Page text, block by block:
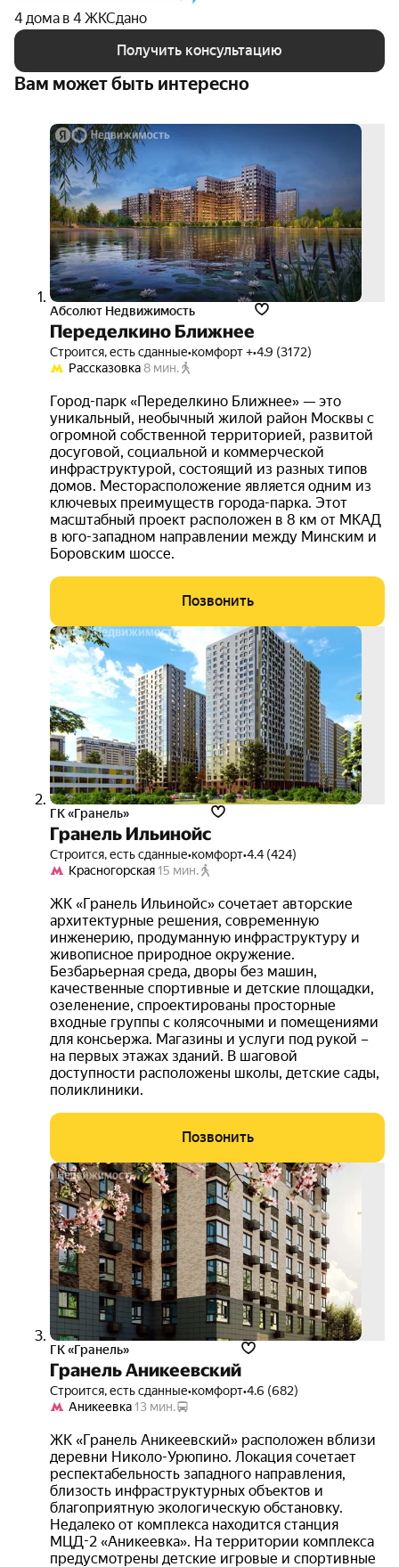
4 дома в 4 ЖКСдано
Получить консультацию
Вам может быть интересно
Абсолют Недвижимость
Переделкино Ближнее
Строится, есть сданные•комфорт +•4.9 (3172)
Рассказовка8 мин.
Город-парк «Переделкино Ближнее» — это
уникальный, необычный жилой район Москвы с
огромной собственной территорией, развитой
досуговой, социальной и коммерческой
инфраструктурой, состоящий из разных типов
домов. Месторасположение является одним из
ключевых преимуществ города-парка. Этот
масштабный проект расположен в 8 км от МКАД
в юго-западном направлении между Минским и
Боровским шоссе.
Позвонить
ГК «Гранель»
Гранель Ильинойс
Строится, есть сданные•комфорт•4.4 (424)
Красногорская15 мин.
ЖК «Гранель Ильинойс» сочетает авторские
архитектурные решения, современную
инженерию, продуманную инфраструктуру и
живописное природное окружение.
Безбарьерная среда, дворы без машин,
качественные спортивные и детские площадки,
озеленение, спроектированы просторные
входные группы с колясочными и помещениями
для консьержа. Магазины и услуги под рукой –
на первых этажах зданий. В шаговой
доступности расположены школы, детские сады,
поликлиники.
Позвонить
ГК «Гранель»
Гранель Аникеевский
Строится, есть сданные•комфорт•4.6 (682)
Аникеевка13 мин.
ЖК «Гранель Аникеевский» расположен вблизи
деревни Николо-Урюпино. Локация сочетает
респектабельность западного направления,
близость инфраструктурных объектов и
благоприятную экологическую обстановку.
Недалеко от комплекса находится станция
МЦД-2 «Аникеевка». На территории комплекса
предусмотрены детские игровые и спортивные